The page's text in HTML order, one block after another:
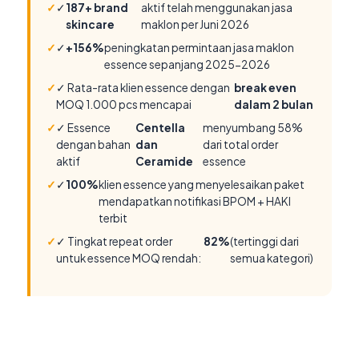
✓187+ brand
skincare
aktif telah menggunakan jasa
maklon per Juni 2026
✓+156%peningkatan permintaan jasa maklon
essence sepanjang 2025-2026
✓ Rata-rata klien essence dengan
MOQ 1.000 pcs mencapai
break even
dalam 2 bulan
✓ Essence
dengan bahan
aktif
Centella
dan
Ceramide
menyumbang 58%
dari total order
essence
✓100%klien essence yang menyelesaikan paket
mendapatkan notifikasi BPOM + HAKI
terbit
✓ Tingkat repeat order
untuk essence MOQ rendah:
82%(tertinggi dari
semua kategori)